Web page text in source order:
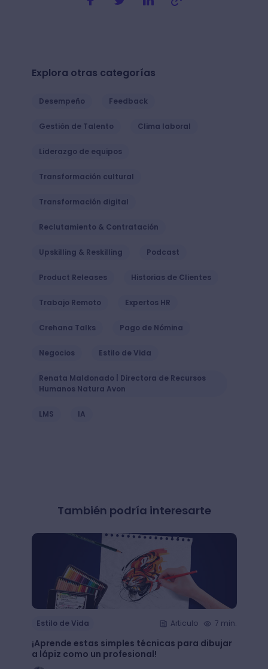
Explora otras categorías
Desempeño Feedback
Gestión de Talento Clima laboral
Liderazgo de equipos
Transformación cultural
Transformación digital
Reclutamiento & Contratación
Upskilling & Reskilling Podcast
Product Releases Historias de Clientes
Trabajo Remoto Expertos HR
Crehana Talks Pago de Nómina
Negocios Estilo de Vida
Renata Maldonado | Directora de Recursos
Humanos Natura Avon
LMS IA
También podría interesarte
Estilo de Vida Articulo 7 min.
¡Aprende estas simples técnicas para dibujar
a lápiz como un profesional!